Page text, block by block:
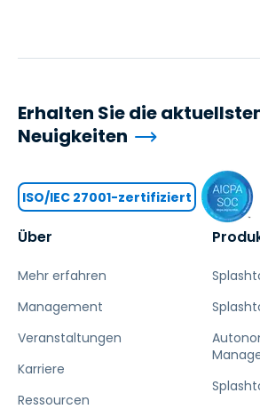
Über
Mehr erfahren
Management
Veranstaltungen
Karriere
Ressourcen
Erhalten Sie die
Neuigkeiten
ISO/IEC 27001-zertifiziert